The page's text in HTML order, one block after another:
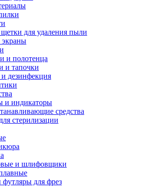
для удаления пыли
и полотенца
и тапочки
дезинфекция
и индикаторы
средства
стерилизации
и шлифовщики
для фрез